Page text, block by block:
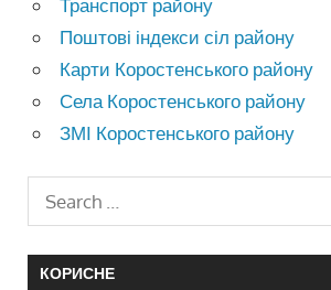
Транспорт району
Поштові індекси сіл району
Карти Коростенського району
Села Коростенського району
ЗМІ Коростенського району
КОРИСНЕ